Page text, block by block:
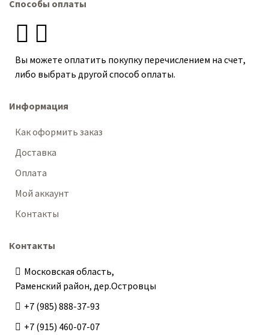
Способы оплаты
Вы можете оплатить покупку перечислением на счет,
либо выбрать другой способ оплаты.
Информация
Как оформить заказ
Доставка
Оплата
Мой аккаунт
Контакты
Контакты
Московская область,
Раменский район, дер.Островцы
+7 (985) 888-37-93
+7 (915) 460-07-07